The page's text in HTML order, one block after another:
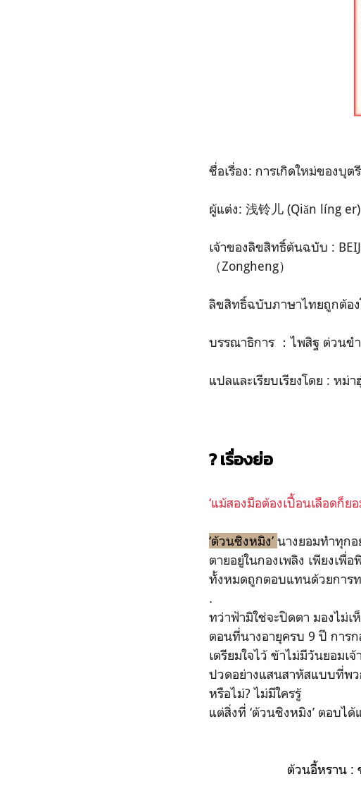
ชื่อเรื่อง: การเกิดใหม่ของบุต
ผู้แต่ง: 浅铃儿 (Qiǎn líng er)
เจ้าของลิขสิทธิ์ต้นฉบับ :
（Zongheng）
ลิขสิทธิ์ฉบับภาษาไทยถูกต้อง
บรรณาธิการ ：ไพสิฐ ต่วนขำ
แปลและเรียบเรียงโดย : หม่า
? เรื่องย่อ
‘แม้สองมือต้องเปื้อนเลือดก็
‘ต้วนชิงหมิง’ นางยอมทำทุกอ
ตายอยู่ในกองเพลิง เพียงเพื่
ทั้งหมดถูกตอบแทนด้วยการ
.
ทว่าฟ้ามิใช่จะปิดตา มองไม่เ
ตอนที่นางอายุครบ 9 ปี การก
เตรียมใจไว้ ข้าไม่มีวันยอมเ
ปวดอย่างแสนสาหัสแบบที่พว
หรือไม่? ไม่มีใครรู้
แต่สิ่งที่ ‘ต้วนชิงหมิง’ ตอบ
ต้วนอี้หราน :